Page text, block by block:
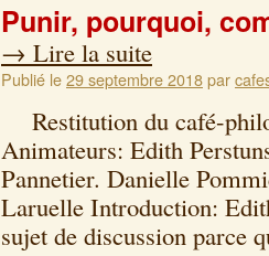
Punir, pourquoi,
→ Lire la suite
Publié le29 septembre 2018par
Restitution du café-
Animateurs: Edith
Pannetier. Danielle
Laruelle Introduction:
sujet de discussion parce